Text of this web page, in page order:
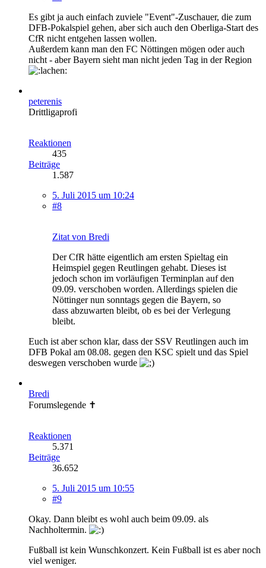
Es gibt ja auch einfach zuviele "Event"-Zuschauer, die zum
DFB-Pokalspiel gehen, aber sich auch den Oberliga-Start des
CfR nicht entgehen lassen wollen.
Außerdem kann man den FC Nöttingen mögen oder auch
nicht - aber Bayern sieht man nicht jeden Tag in der Region
peterenis
Drittligaprofi
Reaktionen
435
Beiträge
1.587
5. Juli 2015 um 10:24
#8
Zitat von Bredi
Der CfR hätte eigentlich am ersten Spieltag ein
Heimspiel gegen Reutlingen gehabt. Dieses ist
jedoch schon im vorläufigen Terminplan auf den
09.09. verschoben worden. Allerdings spielen die
Nöttinger nun sonntags gegen die Bayern, so
dass abzuwarten bleibt, ob es bei der Verlegung
bleibt.
Euch ist aber schon klar, dass der SSV Reutlingen auch im
DFB Pokal am 08.08. gegen den KSC spielt und das Spiel
deswegen verschoben wurde
Bredi
Forumslegende ✝
Reaktionen
5.371
Beiträge
36.652
5. Juli 2015 um 10:55
#9
Okay. Dann bleibt es wohl auch beim 09.09. als
Nachholtermin.
Fußball ist kein Wunschkonzert. Kein Fußball ist es aber noch
viel weniger.